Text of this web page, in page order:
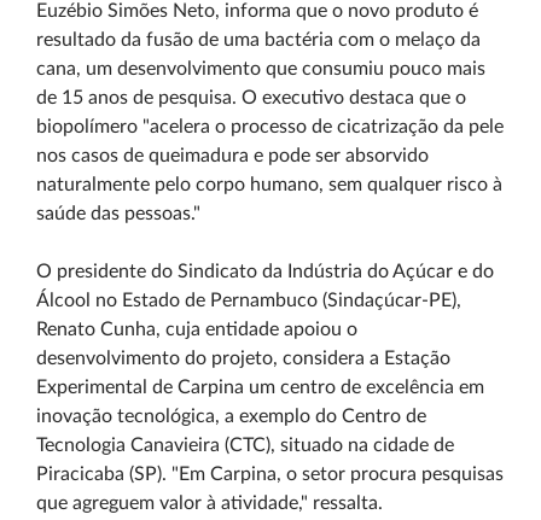
Euzébio Simões Neto, informa que o novo produto é
resultado da fusão de uma bactéria com o melaço da
cana, um desenvolvimento que consumiu pouco mais
de 15 anos de pesquisa. O executivo destaca que o
biopolímero "acelera o processo de cicatrização da pele
nos casos de queimadura e pode ser absorvido
naturalmente pelo corpo humano, sem qualquer risco à
saúde das pessoas."
O presidente do Sindicato da Indústria do Açúcar e do
Álcool no Estado de Pernambuco (Sindaçúcar-PE),
Renato Cunha, cuja entidade apoiou o
desenvolvimento do projeto, considera a Estação
Experimental de Carpina um centro de excelência em
inovação tecnológica, a exemplo do Centro de
Tecnologia Canavieira (CTC), situado na cidade de
Piracicaba (SP). "Em Carpina, o setor procura pesquisas
que agreguem valor à atividade," ressalta.